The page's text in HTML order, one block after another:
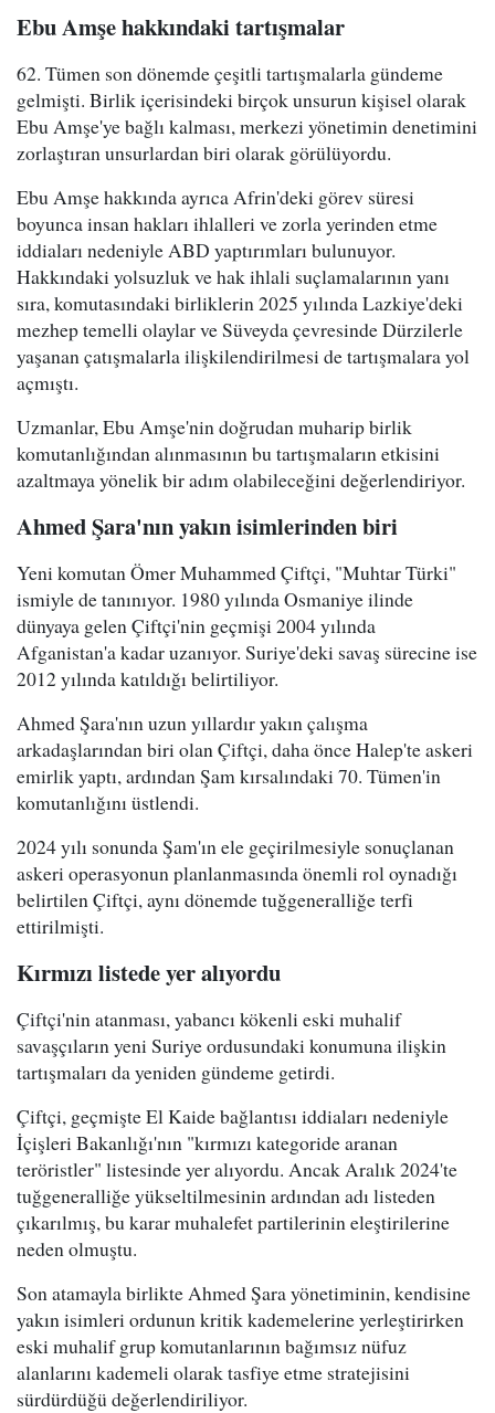
Ebu Amşe hakkındaki tartışmalar
62. Tümen son dönemde çeşitli tartışmalarla gündeme
gelmişti. Birlik içerisindeki birçok unsurun kişisel olarak
Ebu Amşe'ye bağlı kalması, merkezi yönetimin denetimini
zorlaştıran unsurlardan biri olarak görülüyordu.
Ebu Amşe hakkında ayrıca Afrin'deki görev süresi
boyunca insan hakları ihlalleri ve zorla yerinden etme
iddiaları nedeniyle ABD yaptırımları bulunuyor.
Hakkındaki yolsuzluk ve hak ihlali suçlamalarının yanı
sıra, komutasındaki birliklerin 2025 yılında Lazkiye'deki
mezhep temelli olaylar ve Süveyda çevresinde Dürzilerle
yaşanan çatışmalarla ilişkilendirilmesi de tartışmalara yol
açmıştı.
Uzmanlar, Ebu Amşe'nin doğrudan muharip birlik
komutanlığından alınmasının bu tartışmaların etkisini
azaltmaya yönelik bir adım olabileceğini değerlendiriyor.
Ahmed Şara'nın yakın isimlerinden biri
Yeni komutan Ömer Muhammed Çiftçi, "Muhtar Türki"
ismiyle de tanınıyor. 1980 yılında Osmaniye ilinde
dünyaya gelen Çiftçi'nin geçmişi 2004 yılında
Afganistan'a kadar uzanıyor. Suriye'deki savaş sürecine ise
2012 yılında katıldığı belirtiliyor.
Ahmed Şara'nın uzun yıllardır yakın çalışma
arkadaşlarından biri olan Çiftçi, daha önce Halep'te askeri
emirlik yaptı, ardından Şam kırsalındaki 70. Tümen'in
komutanlığını üstlendi.
2024 yılı sonunda Şam'ın ele geçirilmesiyle sonuçlanan
askeri operasyonun planlanmasında önemli rol oynadığı
belirtilen Çiftçi, aynı dönemde tuğgeneralliğe terfi
ettirilmişti.
Kırmızı listede yer alıyordu
Çiftçi'nin atanması, yabancı kökenli eski muhalif
savaşçıların yeni Suriye ordusundaki konumuna ilişkin
tartışmaları da yeniden gündeme getirdi.
Çiftçi, geçmişte El Kaide bağlantısı iddiaları nedeniyle
İçişleri Bakanlığı'nın "kırmızı kategoride aranan
teröristler" listesinde yer alıyordu. Ancak Aralık 2024'te
tuğgeneralliğe yükseltilmesinin ardından adı listeden
çıkarılmış, bu karar muhalefet partilerinin eleştirilerine
neden olmuştu.
Son atamayla birlikte Ahmed Şara yönetiminin, kendisine
yakın isimleri ordunun kritik kademelerine yerleştirirken
eski muhalif grup komutanlarının bağımsız nüfuz
alanlarını kademeli olarak tasfiye etme stratejisini
sürdürdüğü değerlendiriliyor.